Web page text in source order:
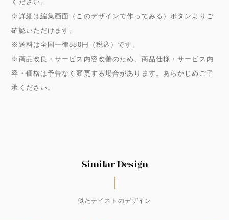
ください。
※詳細は編集画面（このデザインで作ってみる）ボタンよりご
確認いただけます。
※送料は全国一律880円（税込）です。
※商品改良・サービス内容改善のため、商品仕様・サービス内
容・価格は予告なく変更する場合があります。あらかじめご了
承ください。
Similar Design
似たテイストのデザイン